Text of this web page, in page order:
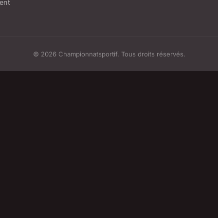
© 2026 Championnatsportif. Tous droits réservés.